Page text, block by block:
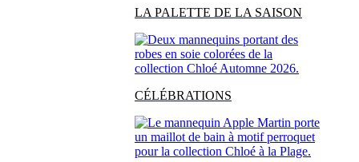
LA PALETTE DE LA SAISON
CÉLÉBRATIONS